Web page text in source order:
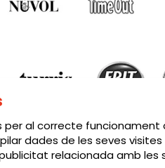
Sitemap |
al correcte funcionament
dades de les seves
relacionada amb